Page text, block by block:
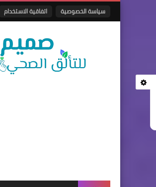
سياسة الخصوصية اتفاقية الاستخدام